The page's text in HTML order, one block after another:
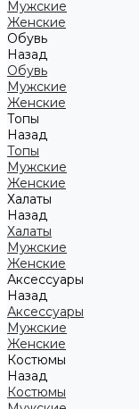
Мужские
Женские
Обувь
Назад
Обувь
Мужские
Женские
Топы
Назад
Топы
Мужские
Женские
Халаты
Назад
Халаты
Мужские
Женские
Аксессуары
Назад
Аксессуары
Мужские
Женские
Костюмы
Назад
Костюмы